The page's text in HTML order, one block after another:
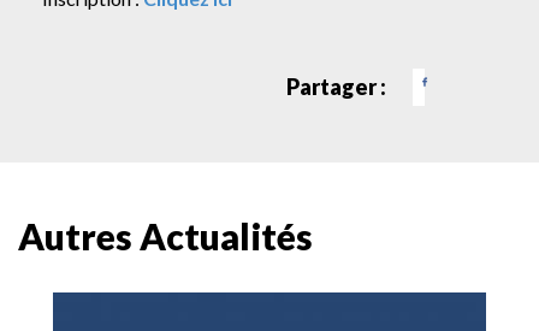
Partager :
Autres Actualités